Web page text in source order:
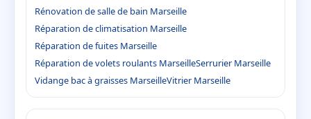
Rénovation de salle de bain Marseille
Réparation de climatisation Marseille
Réparation de fuites Marseille
Réparation de volets roulants MarseilleSerrurier Marseille
Vidange bac à graisses MarseilleVitrier Marseille